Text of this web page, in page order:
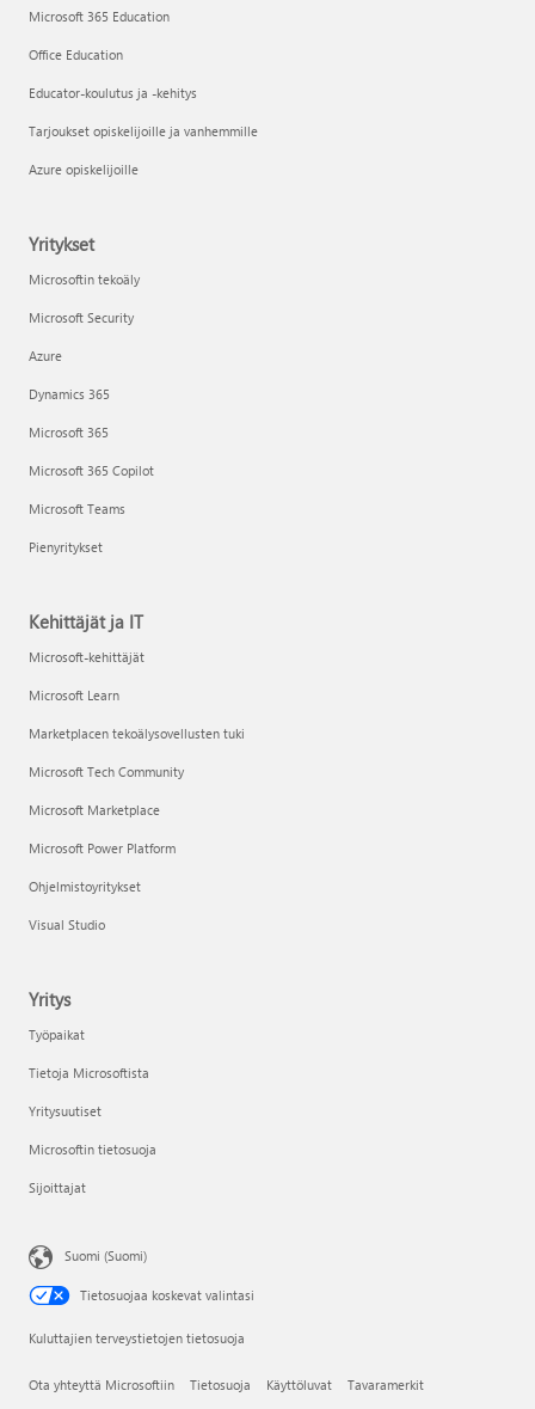
Microsoft 365 Education
Office Education
Educator-koulutus ja -kehitys
Tarjoukset opiskelijoille ja vanhemmille
Azure opiskelijoille
Yritykset
Microsoftin tekoäly
Microsoft Security
Azure
Dynamics 365
Microsoft 365
Microsoft 365 Copilot
Microsoft Teams
Pienyritykset
Kehittäjät ja IT
Microsoft-kehittäjät
Microsoft Learn
Marketplacen tekoälysovellusten tuki
Microsoft Tech Community
Microsoft Marketplace
Microsoft Power Platform
Ohjelmistoyritykset
Visual Studio
Yritys
Työpaikat
Tietoja Microsoftista
Yritysuutiset
Microsoftin tietosuoja
Sijoittajat
Suomi (Suomi)
Tietosuojaa koskevat valintasi
Kuluttajien terveystietojen tietosuoja
Ota yhteyttä Microsoftiin Tietosuoja Käyttöluvat Tavaramerkit